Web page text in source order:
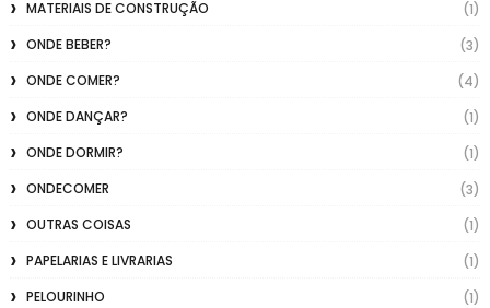
MATERIAIS DE CONSTRUÇÃO
(1)
ONDE BEBER?
(3)
ONDE COMER?
(4)
ONDE DANÇAR?
(1)
ONDE DORMIR?
(1)
ONDECOMER
(3)
OUTRAS COISAS
(1)
PAPELARIAS E LIVRARIAS
(1)
PELOURINHO
(1)